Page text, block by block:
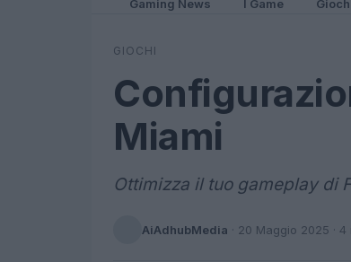
Gaming News I Game
GIOCHI
Miami
Ottimizza il tuo gameplay di
AiAdhubMedia · 20 Maggio 2025 ·